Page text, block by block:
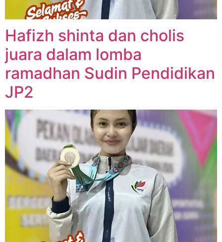
Hafizh shinta dan cholis
juara dalam lomba
ramadhan Sudin Pendidikan
JP2